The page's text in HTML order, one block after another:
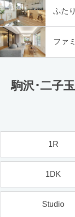
ふた
ファ
駒沢･二子
1R
1DK
Studio